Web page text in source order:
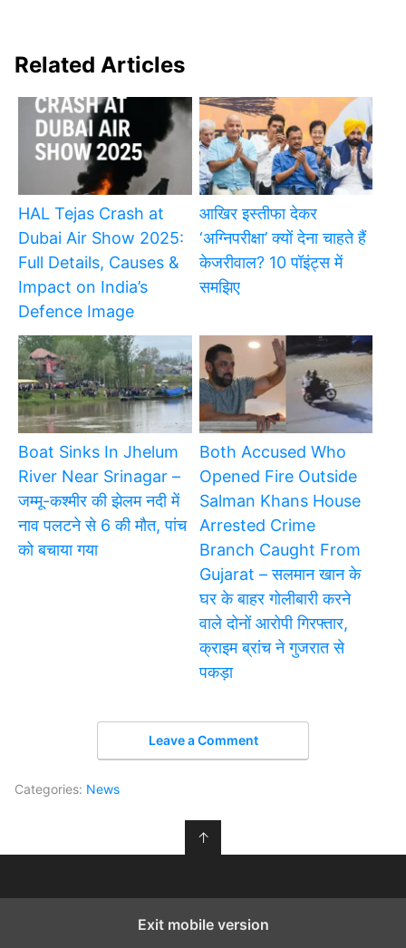
Related Articles
HAL Tejas Crash at
Dubai Air Show 2025:
Full Details, Causes &
Impact on India’s
Defence Image
आखिर इस्तीफा देकर
‘अग्निपरीक्षा’ क्यों देना चाहते हैं
केजरीवाल? 10 पॉइंट्स में
समझिए
Boat Sinks In Jhelum
River Near Srinagar –
जम्मू-कश्मीर की झेलम नदी में
नाव पलटने से 6 की मौत, पांच
को बचाया गया
Both Accused Who
Opened Fire Outside
Salman Khans House
Arrested Crime
Branch Caught From
Gujarat – सलमान खान के
घर के बाहर गोलीबारी करने
वाले दोनों आरोपी गिरफ्तार,
क्राइम ब्रांच ने गुजरात से
पकड़ा
Leave a Comment
Categories: News
↑
Exit mobile version